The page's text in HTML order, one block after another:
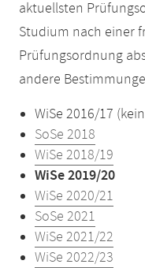
aktuellsten
Studium nach einer
Prüfungsordnung
andere
WiSe 2016/17
SoSe 2018
WiSe 2018/19
WiSe 2019/20
WiSe 2020/21
SoSe 2021
WiSe 2021/22
WiSe 2022/23